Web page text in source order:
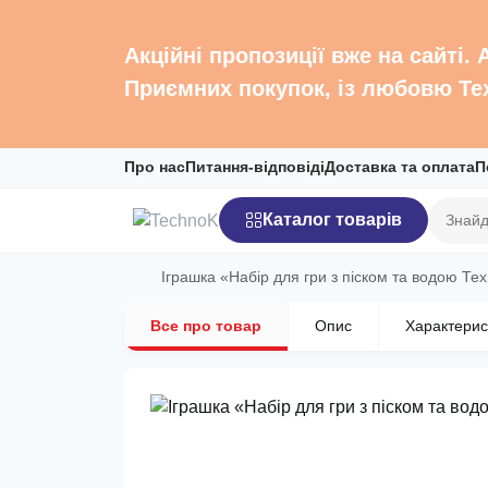
Акційні пропозиції вже на
Приємних покупок, із любовю
Про нас Питання-відповідіДоставка та оплата
Каталог товарів
Іграшка «Набір для гри з піском та водою
Все про товар Опис